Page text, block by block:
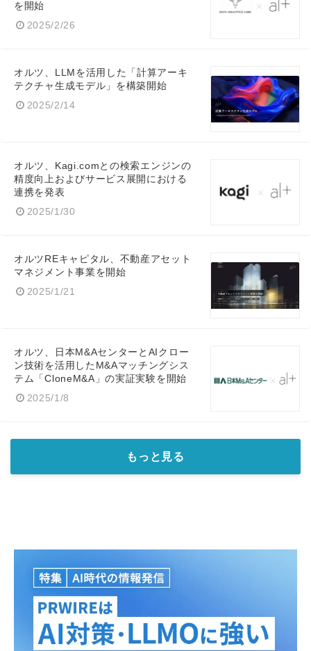
を開始
2025/2/26
オルツ、LLMを活用した「計算アーキ
テクチャ生成モデル」を構築開始
2025/2/14
オルツ、Kagi.comとの検索エンジンの
精度向上およびサービス展開における
連携を発表
2025/1/30
オルツREキャピタル、不動産アセット
マネジメント事業を開始
2025/1/21
オルツ、日本M&AセンターとAIクロー
ン技術を活用したM&Aマッチングシス
テム「CloneM&A」の実証実験を開始
2025/1/8
もっと見る